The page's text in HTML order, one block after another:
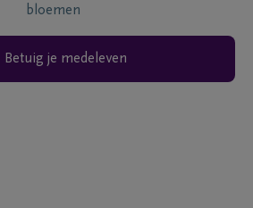
bloemen
Betuig je medeleven